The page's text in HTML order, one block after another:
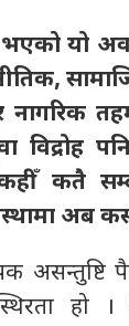
भएको यो
विद्रोह
कतै
अब
असन्तुष्टि
हो